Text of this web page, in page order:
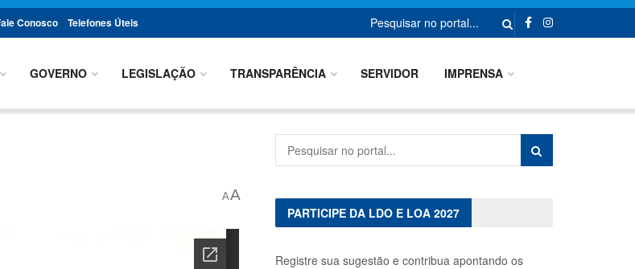
Conosco Telefones Úteis
GOVERNO LEGISLAÇÃO TRANSPARÊNCIA SERVIDOR IMPRENSA
AA
PARTICIPE DA LDO E LOA 2027
Registre sua sugestão e contribua apontando os